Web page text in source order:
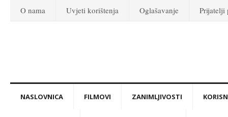
O nama Uvjeti korištenja Oglašavanje Prijatelji
NASLOVNICA FILMOVI ZANIMLJIVOSTI